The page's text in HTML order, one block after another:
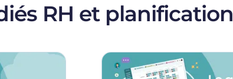
RH et planification